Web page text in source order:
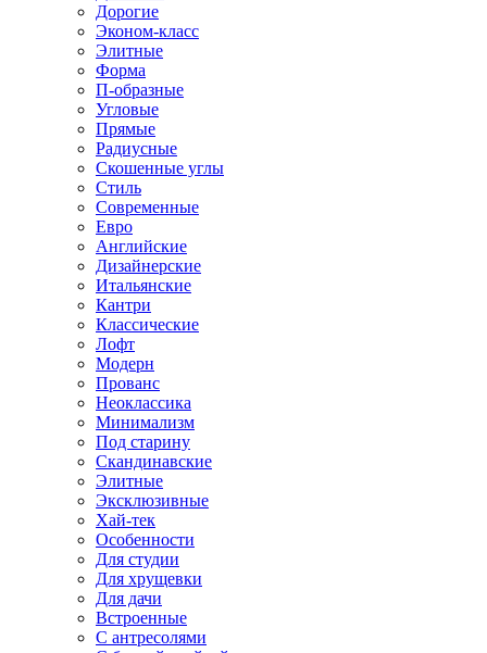
Дорогие
Эконом-класс
Элитные
Форма
П-образные
Угловые
Прямые
Радиусные
Скошенные углы
Стиль
Современные
Евро
Английские
Дизайнерские
Итальянские
Кантри
Классические
Лофт
Модерн
Прованс
Неоклассика
Минимализм
Под старину
Скандинавские
Элитные
Эксклюзивные
Хай-тек
Особенности
Для студии
Для хрущевки
Для дачи
Встроенные
С антресолями